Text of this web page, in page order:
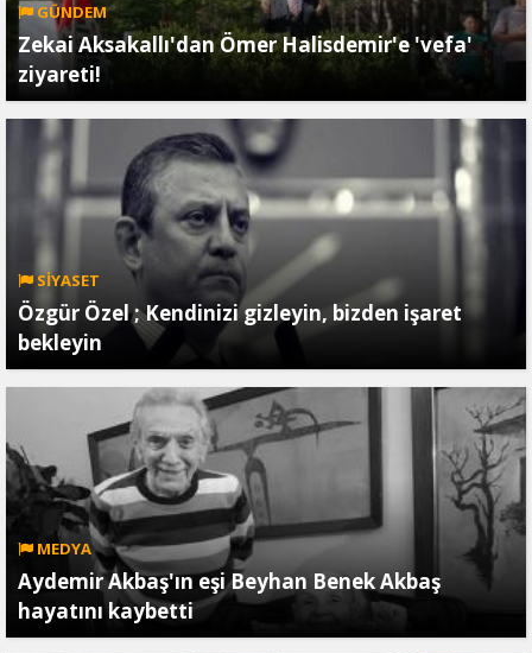
GÜNDEM
Zekai Aksakallı'dan Ömer Halisdemir'e 'vefa'
ziyareti!
SİYASET
Özgür Özel ; Kendinizi gizleyin, bizden işaret
bekleyin
MEDYA
Aydemir Akbaş'ın eşi Beyhan Benek Akbaş
hayatını kaybetti